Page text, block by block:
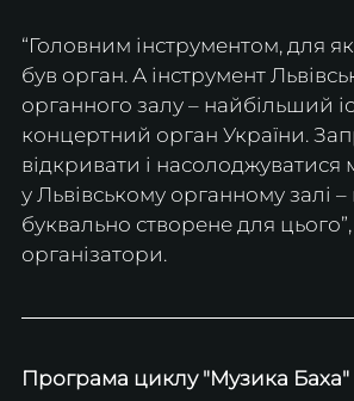
“Головним інструментом, для
був орган. А інструмент
органного залу – найбільший
концертний орган України.
відкривати і
у Львівському органному залі –
буквально створене для
організатори.
​Програма циклу "Музика Баха"